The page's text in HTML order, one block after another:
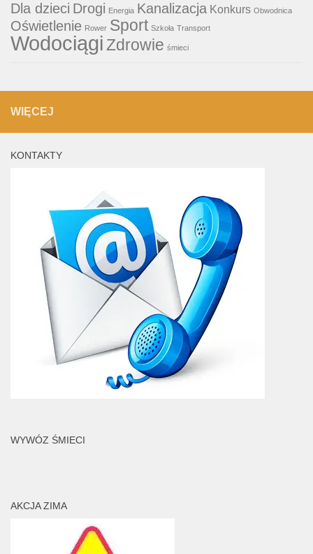
Dla dzieci Drogi Energia Kanalizacja Konkurs Obwodnica
Oświetlenie Rower Sport Szkoła Transport
WodociągiZdrowie śmieci
WIĘCEJ
KONTAKTY
WYWÓZ ŚMIECI
AKCJA ZIMA